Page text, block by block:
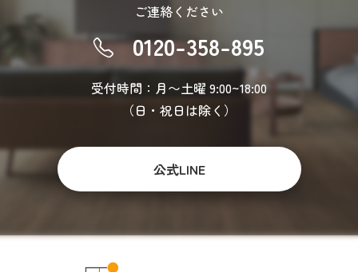
ご連絡ください
0120-358-895
受付時間：月〜土曜 9:00~18:00
（日・祝日は除く）
公式LINE